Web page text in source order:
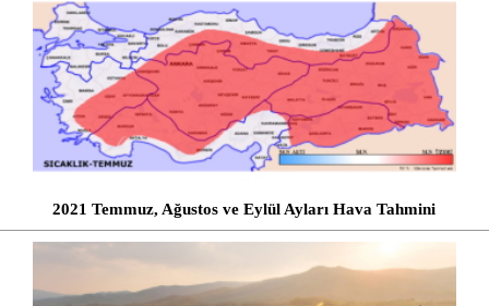
2021 Temmuz, Ağustos ve Eylül Ayları Hava Tahmini